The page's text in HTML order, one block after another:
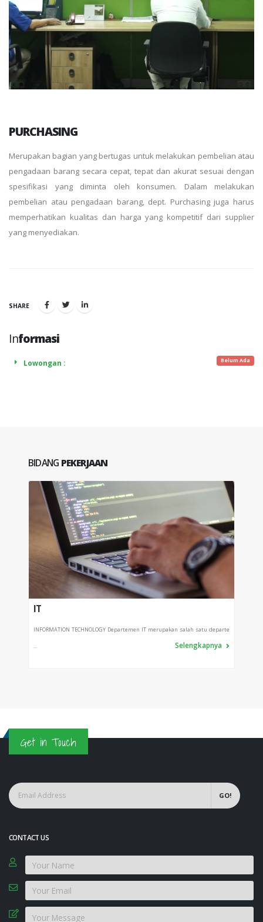
PURCHASING
Merupakan bagian yang bertugas untuk melakukan pembelian atau
pengadaan barang secara cepat, tepat dan akurat sesuai dengan
spesifikasi yang diminta oleh konsumen. Dalam melakukan
pembelian atau pengadaan barang, dept. Purchasing juga harus
memperhatikan kualitas dan harga yang kompetitif dari supplier
yang menyediakan.
SHARE
Informasi
Lowongan : Belum Ada
BIDANG PEKERJAAN
IT
INFORMATION TECHNOLOGY Departemen IT merupakan salah satu departe
... Selengkapnya
Get in Touch
GO!
CONTACT US